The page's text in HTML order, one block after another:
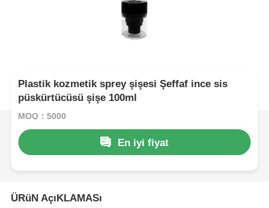
Plastik kozmetik sprey şişesi Şeffaf ince sis
püskürtücüsü şişe 100ml
MOQ：5000
En iyi fiyat
ÜRüN AçıKLAMASı